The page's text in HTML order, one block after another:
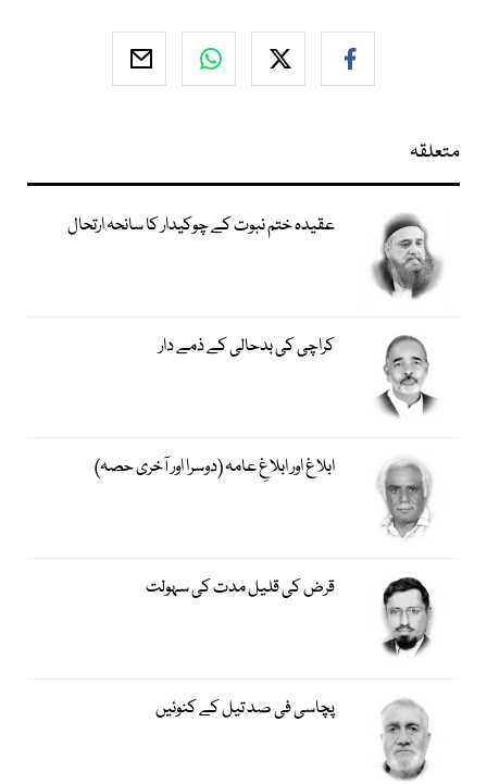
متعلقہ
عقیدہ ختم نبوت کے چوکیدار کا سانحہ ارتحال
کراچی کی بدحالی کے ذمے دار
ابلاغ اور ابلاغِ عامہ (دوسرا اور آخری حصہ)
قرض کی قلیل مدت کی سہولت
پچاسی فی صد تیل کے کنوئیں